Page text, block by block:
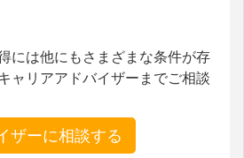
には他にもさまざまな条件が存
ャリアアドバイザーまでご相談
ザーに相談する